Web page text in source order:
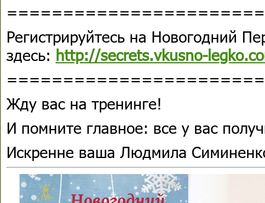
Регистрируйтесь на Новогодний
здесь: http://secrets.vkusno-
Жду вас на тренинге!
И помните главное: все у вас
Искренне ваша Людмила